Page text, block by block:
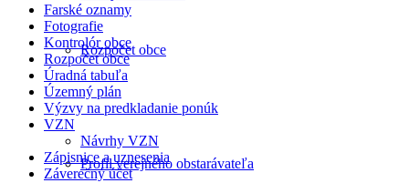
Rozpočet obce
Profil verejného obstarávateľa
Farské oznamy
Fotografie
Kontrolór obce
Rozpočet obce
Úradná tabuľa
Územný plán
Výzvy na predkladanie ponúk
VZN
Návrhy VZN
Zápisnice a uznesenia
Záverečný účet